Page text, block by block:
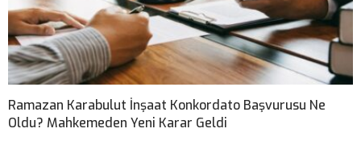
Ramazan Karabulut İnşaat Konkordato Başvurusu Ne
Oldu? Mahkemeden Yeni Karar Geldi